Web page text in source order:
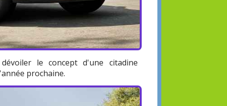
le concept d'une citadine
prochaine.